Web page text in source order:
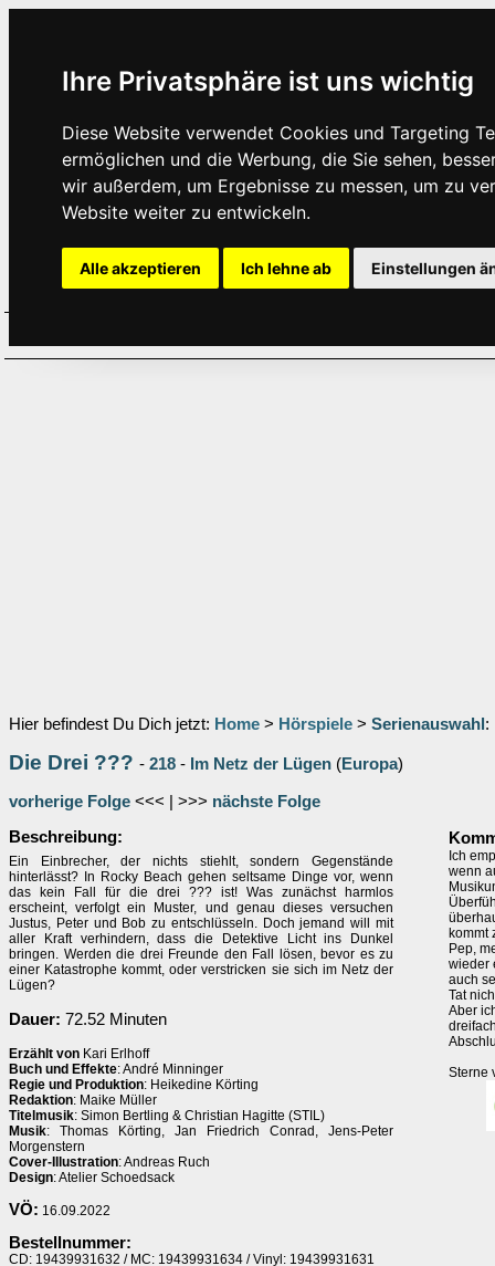
Ihre Privatsphäre ist uns wichtig
Diese Website verwendet Cookies und Targeting
ermöglichen und die Werbung, die Sie sehen,
wir außerdem, um Ergebnisse zu messen, um zu
Website weiter zu entwickeln.
Alle akzeptieren Ich lehne ab Einstellungen
Hier befindest Du Dich jetzt: Home > Hörspiele > Serienauswahl :
Die Drei ??? - 218 - Im Netz der Lügen (Europa)
vorherige Folge <<< | >>> nächste Folge
Beschreibung:
Ein Einbrecher, der nichts stiehlt, sondern Gegenstände
hinterlässt? In Rocky Beach gehen seltsame Dinge vor, wenn
das kein Fall für die drei ??? ist! Was zunächst harmlos
erscheint, verfolgt ein Muster, und genau dieses versuchen
Justus, Peter und Bob zu entschlüsseln. Doch jemand will mit
aller Kraft verhindern, dass die Detektive Licht ins Dunkel
bringen. Werden die drei Freunde den Fall lösen, bevor es zu
einer Katastrophe kommt, oder verstricken sie sich im Netz der
Lügen?
Dauer: 72.52 Minuten
Erzählt von Kari Erlhoff
Buch und Effekte: André Minninger
Regie und Produktion: Heikedine Körting
Redaktion: Maike Müller
Titelmusik: Simon Bertling & Christian Hagitte (STIL)
Musik: Thomas Körting, Jan Friedrich Conrad, Jens-Peter
Morgenstern
Cover-Illustration: Andreas Ruch
Design: Atelier Schoedsack
VÖ: 16.09.2022
Bestellnummer:
CD: 19439931632 / MC: 19439931634 / Vinyl: 19439931631
Ich
wenn
kommt
Pep,
wieder
auch
Tat
Aber
Sterne